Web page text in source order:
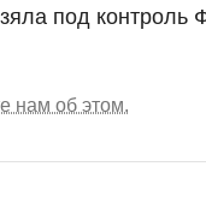
под контроль
нам об этом.